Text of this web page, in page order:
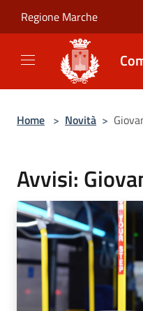
Regione Marche
Home > Novità >
Avvisi: